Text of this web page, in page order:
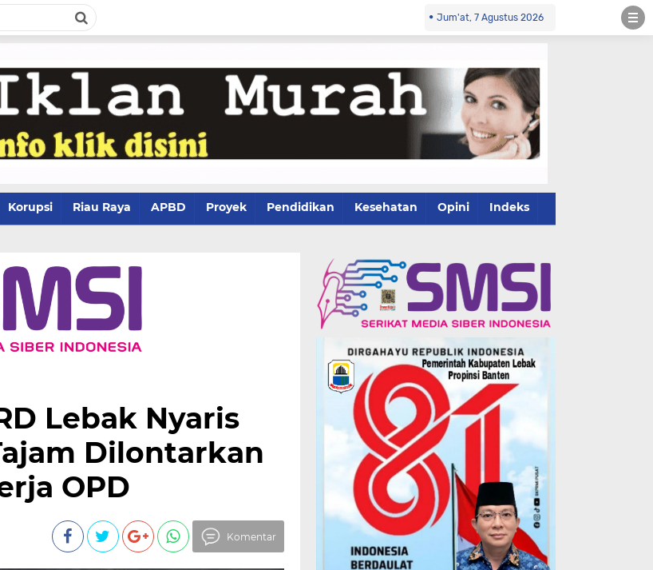
Jum'at, 7 Agustus 2026
Korupsi Riau Raya APBD Proyek Pendidikan Kesehatan Opini Indeks
Lebak Nyaris
Dilontarkan
OPD
Komentar